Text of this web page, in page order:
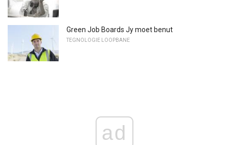
Green Job Boards Jy moet benut
TEGNOLOGIE LOOPBANE
ad